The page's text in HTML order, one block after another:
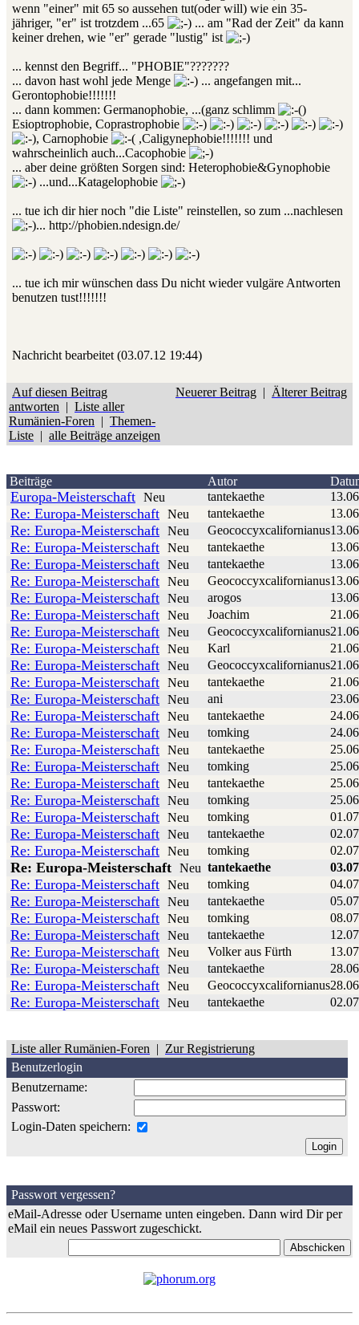
wenn "einer" mit 65 so aussehen tut(oder will) wie ein 35-
jähriger, "er" ist trotzdem ...65
... am "Rad der Zeit" da kann
keiner drehen, wie "er" gerade "lustig" ist
... kennst den Begriff... "PHOBIE"???????
... davon hast wohl jede Menge
... angefangen mit...
Gerontophobie!!!!!!!
... dann kommen: Germanophobie, ...(ganz schlimm
)
Esioptrophobie, Coprastrophobie
, Carnophobie
,Caligynephobie!!!!!!! und
wahrscheinlich auch...Cacophobie
... aber deine größten Sorgen sind: Heterophobie&Gynophobie
...und...Katagelophobie
... tue ich dir hier noch "die Liste" reinstellen, so zum ...nachlesen
... http://phobien.ndesign.de/
... tue ich mir wünschen dass Du nicht wieder vulgäre Antworten
benutzen tust!!!!!!!
Nachricht bearbeitet (03.07.12 19:44)
Auf diesen Beitrag
antworten | Liste aller
Rumänien-Foren | Themen-
Liste | alle Beiträge anzeigen
Neuerer Beitrag | Älterer Beitrag
Beiträge Autor
Europa-Meisterschaft Neu tantekaethe
Re: Europa-Meisterschaft Neu tantekaethe
Re: Europa-Meisterschaft Neu Geococcyxcalifornianus
Re: Europa-Meisterschaft Neu tantekaethe
Re: Europa-Meisterschaft Neu tantekaethe
Re: Europa-Meisterschaft Neu Geococcyxcalifornianus
Re: Europa-Meisterschaft Neu arogos
Re: Europa-Meisterschaft Neu Joachim
Re: Europa-Meisterschaft Neu Geococcyxcalifornianus
Re: Europa-Meisterschaft Neu Karl
Re: Europa-Meisterschaft Neu Geococcyxcalifornianus
Re: Europa-Meisterschaft Neu tantekaethe
Re: Europa-Meisterschaft Neu ani
Re: Europa-Meisterschaft Neu tantekaethe
Re: Europa-Meisterschaft Neu tomking
Re: Europa-Meisterschaft Neu tantekaethe
Re: Europa-Meisterschaft Neu tomking
Re: Europa-Meisterschaft Neu tantekaethe
Re: Europa-Meisterschaft Neu tomking
Re: Europa-Meisterschaft Neu tomking
Re: Europa-Meisterschaft Neu tantekaethe
Re: Europa-Meisterschaft Neu tomking
Re: Europa-Meisterschaft Neu tantekaethe
Re: Europa-Meisterschaft Neu tomking
Re: Europa-Meisterschaft Neu tantekaethe
Re: Europa-Meisterschaft Neu tomking
Re: Europa-Meisterschaft Neu tantekaethe
Re: Europa-Meisterschaft Neu Volker aus Fürth
Re: Europa-Meisterschaft Neu tantekaethe
Re: Europa-Meisterschaft Neu Geococcyxcalifornianus
Re: Europa-Meisterschaft Neu tantekaethe
Liste aller Rumänien-Foren | Zur Registrierung
Benutzerlogin
Benutzername:
Passwort:
Login-Daten speichern:
Passwort vergessen?
eMail-Adresse oder Username unten eingeben. Dann wird Dir per
eMail ein neues Passwort zugeschickt.